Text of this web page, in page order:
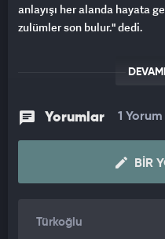
anlayışı her alanda hayata
zulümler son bulur." dedi.
Erbaş, öncelikle bayram
Bayramların insanların
"Bayramlar, kardeşliğimizi
günleridir. Bayramlar dilleri,
aynı duyguyu yaşadığı
Yorumlar 1
BIR
Türkoğlu